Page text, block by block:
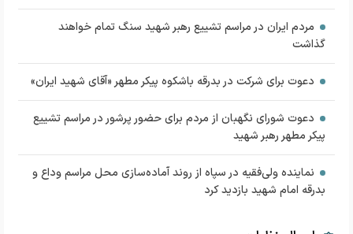
مردم ایران در مراسم تشییع رهبر شهید سنگ تمام خواهند
گذاشت
دعوت برای شرکت در بدرقه باشکوه پیکر مطهر «آقای شهید ایران»
دعوت شورای نگهبان از مردم برای حضور پرشور در مراسم تشییع
پیکر مطهر رهبر شهید
نماینده ولی‌فقیه در سپاه از روند آماده‌سازی محل مراسم وداع و
بدرقه امام شهید بازدید کرد